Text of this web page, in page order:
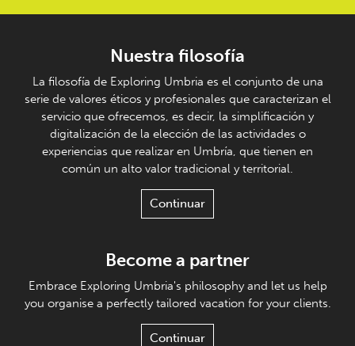
Nuestra filosofía
La filosofía de Exploring Umbria es el conjunto de una
serie de valores éticos y profesionales que caracterizan el
servicio que ofrecemos, es decir, la simplificación y
digitalización de la elección de las actividades o
experiencias que realizar en Umbría, que tienen en
común un alto valor tradicional y territorial.
Continuar
Become a partner
Embrace Exploring Umbria's philosophy and let us help
you organise a perfectly tailored vacation for your clients.
Continuar